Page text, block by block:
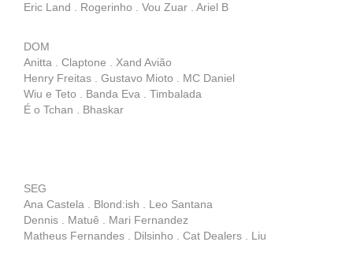
Eric Land . Rogerinho . Vou Zuar . Ariel B
DOM
Anitta . Claptone . Xand Avião
Henry Freitas . Gustavo Mioto . MC Daniel
Wiu e Teto . Banda Eva . Timbalada
É o Tchan . Bhaskar
SEG
Ana Castela . Blond:ish . Leo Santana
Dennis . Matuê . Mari Fernandez
Matheus Fernandes . Dilsinho . Cat Dealers . Liu